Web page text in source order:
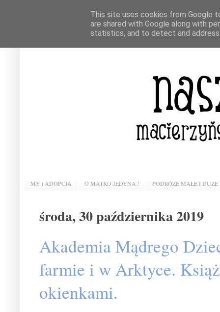
MY i ADOPCJA O MATKO JEDYNA ! PODRÓŻE MAŁE I DUŻE
środa, 30 października 2019
Akademia Mądrego
farmie i w Arktyce.
okienkami.
This site uses cookies from Google
are shared with Google along with
statistics, and to detect and address